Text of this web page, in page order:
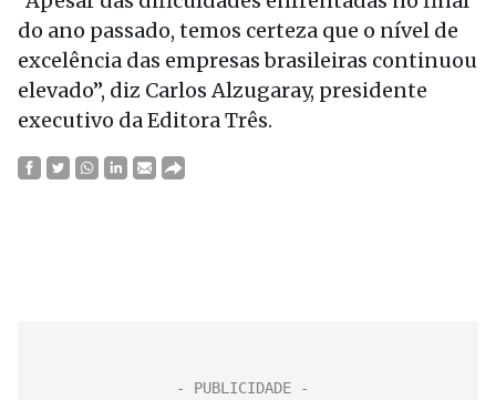
do ano passado, temos certeza que o nível de
excelência das empresas brasileiras continuou
elevado”, diz Carlos Alzugaray, presidente
executivo da Editora Três.